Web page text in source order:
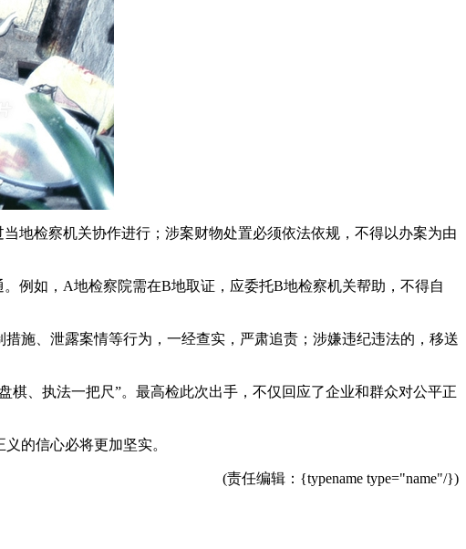
地检察机关协作进行；涉案财物处置必须依法依规，不得以办案为由
例如，A地检察院需在B地取证，应委托B地检察机关帮助，不得自
施、泄露案情等行为，一经查实，严肃追责；涉嫌违纪违法的，移送
、执法一把尺”。最高检此次出手，不仅回应了企业和群众对公平正
的信心必将更加坚实。
(责任编辑：{typename type="name"/})